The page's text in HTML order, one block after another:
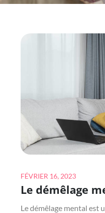
Posted
on
FÉVRIER 16, 2023
Le démêlage
Le démêlage mental est